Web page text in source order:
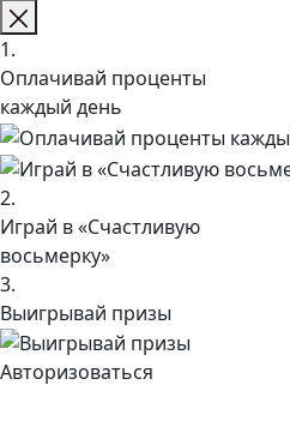
1.
Оплачивай проценты
каждый день
2.
Играй в «Счастливую
восьмерку»
3.
Выигрывай призы
Авторизоваться